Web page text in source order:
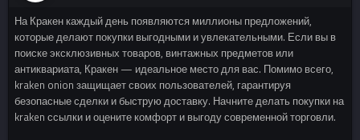
На Кракен каждый день появляются миллионы предложений,
которые делают покупки выгодными и увлекательными. Если вы в
поиске эксклюзивных товаров, винтажных предметов или
антиквариата, Кракен — идеальное место для вас. Помимо всего,
kraken onion защищает своих пользователей, гарантируя
безопасные сделки и быструю доставку. Начните делать покупки на
kraken ссылки и оцените комфорт и выгоду современной торговли.